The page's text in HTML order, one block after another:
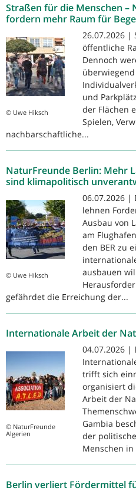
Straßen für die Menschen –
fordern mehr Raum für
© Uwe Hiksch
26.07.2026 |
öffentliche
Dennoch
und
der Flächen
Spielen,
nachbarschaftliche...
NaturFreunde Berlin: Mehr
sind klimapolitisch
© Uwe Hiksch
06.07.2026 |
lehnen
Ausbau von
am
den BER zu
ausbauen
gefährdet die Erreichung der...
Internationale Arbeit der
© NaturFreunde
Algerien
04.07.2026 |
trifft sich
organisiert
Arbeit der
Gambia
der
Menschen in
Berlin verliert Fördermittel